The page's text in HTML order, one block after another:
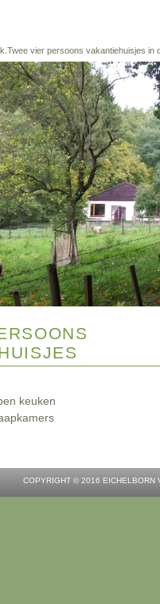
Twee vier persoons vakantiehuisjes in
keuken
COPYRIGHT © 2016 EICHELBORN